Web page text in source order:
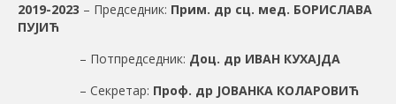
2019-2023 – Председник: Прим. др сц. мед. БОРИСЛАВА
ПУЈИЋ
– Потпредседник: Доц. др ИВАН КУХАЈДА
– Секретар: Проф. др ЈОВАНКА КОЛАРОВИЋ